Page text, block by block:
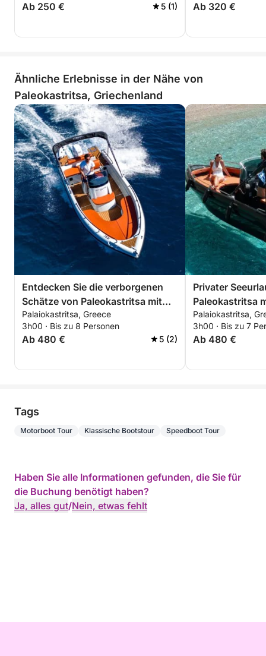
Ab 250 € 5 (1) Ab 320 €
Ähnliche Erlebnisse in der Nähe von
Paleokastritsa, Griechenland
Entdecken Sie die verborgenen
Schätze von Paleokastritsa mit
einer privaten Bootstour
Palaiokastritsa, Greece
3h00 · Bis zu 8 Personen
Ab 480 € 5 (2)
Privater
Paleokastritsa
Palaiokastritsa,
3h00 · Bis zu 7
Ab 480 €
Tags
Motorboot Tour Klassische Bootstour Speedboot Tour
Haben Sie alle Informationen gefunden, die Sie für
die Buchung benötigt haben?
Ja, alles gut/Nein, etwas fehlt